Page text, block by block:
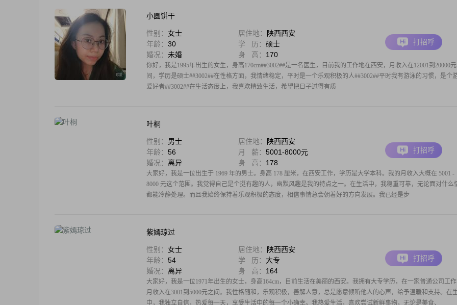
小圆饼干
性别： 女士 居住地：
陕西西安
年龄： 30 学 历： 硕士
婚况： 未婚 身 高： 170
你好，我是1995年出生的女生，身高170cm##3002##是一名医生，目前我的工作地在西安，月收入在12001到20000
间，学历是硕士##3002##在性格方面，我情绪稳定，平时是一个乐观积极的人##3002##平时我有游泳的习惯，是个
爱好者##3002##在生活态度上，我喜欢精致生活，希望把日子过得有质
打招呼
叶桐
性别： 男士 居住地：
陕西西安
年龄： 56 月 薪： 5001-8000元
婚况： 离异 身 高： 178
大家好，我是一位出生于 1969 年的男士。身高 178 厘米，在西安工作，学历是大学本科。我的月收入大概在 5001 -
8000 元这个范围。我觉得自己是个挺有趣的人，幽默风趣是我的特点之一。在生活中，我稳重可靠，无论面对什么
都能冷静处理。而且我始终保持着乐观积极的态度，相信事情总会朝着好的方向发展。我已经是步
打招呼
紫嫣琼过
性别： 女士 居住地：
陕西西安
年龄： 54 学 历： 大专
婚况： 离异 身 高： 164
大家好，我是一位1971年出生的女士，身高164cm，目前生活在美丽的西安。我拥有大专学历，在一家普通公司工作
月收入在3001到5000元之间。我性格随和，乐观积极，善解人意，总是愿意倾听他人的心声，给予温暖和支持。在
中，我独立自信，热爱每一天，享受生活中的每一个小确幸。我热爱生活，喜欢尝试新鲜事物，无论是美食、
打招呼